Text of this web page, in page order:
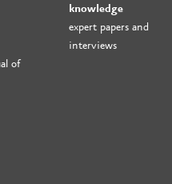
of
knowledge
expert papers and
interviews